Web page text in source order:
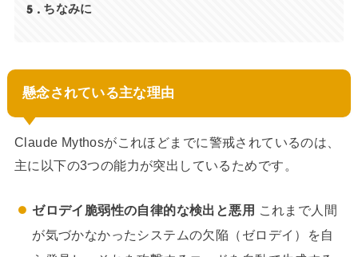
5 ちなみに
懸念されている主な理由
Claude Mythosがこれほどまでに警戒されているのは、
主に以下の3つの能力が突出しているためです。
ゼロデイ脆弱性の自律的な検出と悪用 これまで人間
が気づかなかったシステムの欠陥（ゼロデイ）を自